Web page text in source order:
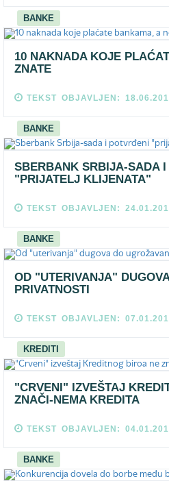
BANKE
10 NAKNADA KOJE
ZNATE
TEKST OBJAVLJEN:
BANKE
SBERBANK SRBIJA-SADA
"PRIJATELJ KLIJENATA"
TEKST OBJAVLJEN:
BANKE
OD "UTERIVANJA"
PRIVATNOSTI
TEKST OBJAVLJEN:
KREDITI
"CRVENI" IZVEŠTAJ
ZNAČI-NEMA KREDITA
TEKST OBJAVLJEN:
BANKE